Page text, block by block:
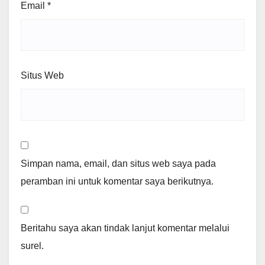
Email *
Situs Web
Simpan nama, email, dan situs web saya pada
peramban ini untuk komentar saya berikutnya.
Beritahu saya akan tindak lanjut komentar melalui
surel.